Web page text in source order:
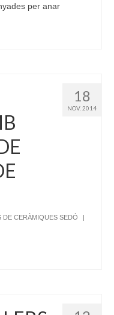
per anar
18
NOV. 2014
DE CERÀMIQUES SEDÓ